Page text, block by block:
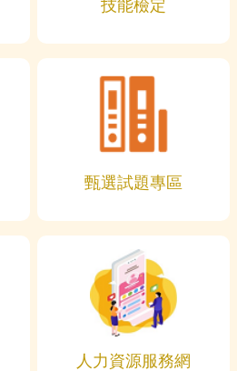
技能檢定
甄選試題專區
人力資源服務網